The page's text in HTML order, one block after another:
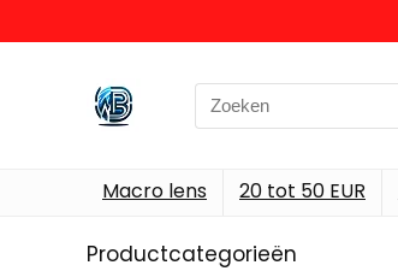
Search
for:
Macro lens 20 tot 50 EUR
Productcategorieën